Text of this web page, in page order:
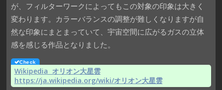
が、フィルターワークによってもこの対象の印象は大きく
変わります。カラーバランスの調整が難しくなりますが自
然な印象にまとまっていて、宇宙空間に広がるガスの立体
感を感じる作品となりました。
Wikipedia オリオン大星雲
https://ja.wikipedia.org/wiki/オリオン大星雲